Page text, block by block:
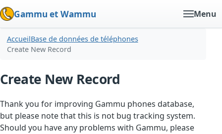
Gammu et Wammu Menu
AccueilBase de données de téléphones
Create New Record
Create New Record
Thank you for improving Gammu phones database,
but please note that this is not bug tracking system.
Should you have any problems with Gammu, please